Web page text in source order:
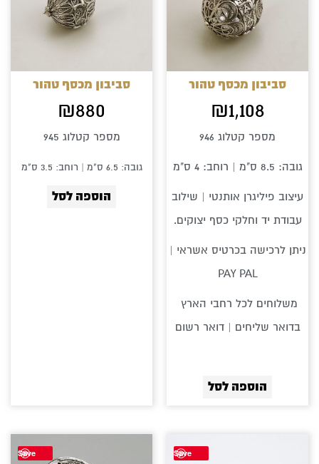
סביבון מכסף טהור
₪1,108
מספר קטלוג 946
גובה: 8.5 ס"מ | רוחב: 4 ס"מ
עיצוב פיליגרן אותנטי | שילוב
עבודת יד וחלקי כסף יצוקים.
ניתן לרכישה בכרטיס אשראי |
PAY PAL
משלוחים לכל רחבי הארץ
בדואר שליחים | דואר רשום
הוספה לסל
סביבון מכסף טהור
₪880
מספר קטלוג 945
גובה: 6.5 ס"מ | רוחב: 3.5 ס"מ
הוספה לסל
Save
Save